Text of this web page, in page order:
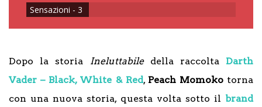
Sensazioni - 3
Dopo la storia Ineluttabile della raccolta Darth
Vader – Black, White & Red, Peach Momokotorna
con una nuova storia, questa volta sotto il brand